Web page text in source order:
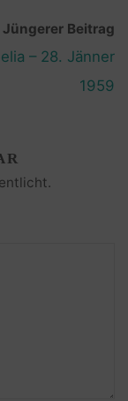
Jüngerer Beitrag
– 28. Jänner
1959